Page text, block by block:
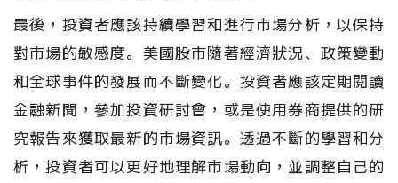
最後，投資者應該持續學習和進行市場分析，以保持
對市場的敏感度。美國股市隨著經濟狀況、政策變動
和全球事件的發展而不斷變化。投資者應該定期閱讀
金融新聞，參加投資研討會，或是使用券商提供的研
究報告來獲取最新的市場資訊。透過不斷的學習和分
析，投資者可以更好地理解市場動向，並調整自己的